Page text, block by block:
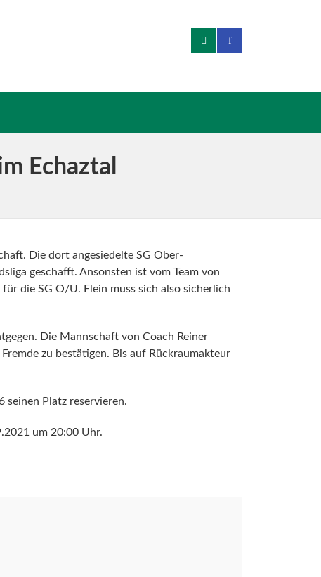
Echaztal
Die dort angesiedelte SG Ober-
geschafft. Ansonsten ist vom Team von
die SG O/U. Flein muss sich also sicherlich
Die Mannschaft von Coach Reiner
zu bestätigen. Bis auf Rückraumakteur
seinen Platz reservieren.
um 20:00 Uhr.